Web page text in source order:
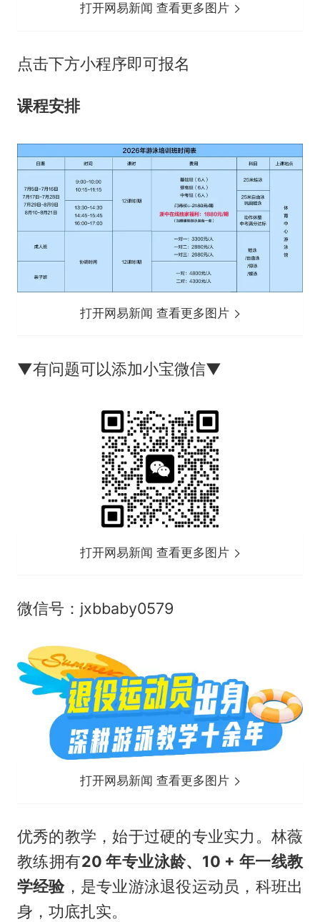
打开网易新闻 查看更多图片
点击下方小程序即可报名
课程安排
打开网易新闻 查看更多图片
▼‌‌有问题可以添加小宝微信▼‌‌
打开网易新闻 查看更多图片
微信号：jxbbaby0579
打开网易新闻 查看更多图片
优秀的教学，始于过硬的专业实力。林薇
教练拥有20 年专业泳龄、10 + 年一线教
学经验，是专业游泳退役运动员，科班出
身，功底扎实。